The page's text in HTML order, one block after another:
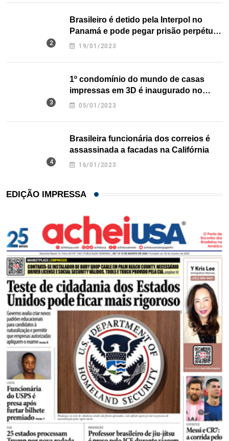
Brasileiro é detido pela Interpol no
Panamá e pode pegar prisão perpétua
nos EUA
19/01/2023
1º condomínio do mundo de casas
impressas em 3D é inaugurado no
Texas
05/01/2023
Brasileira funcionária dos correios é
assassinada a facadas na Califórnia
16/01/2023
EDIÇÃO IMPRESSA